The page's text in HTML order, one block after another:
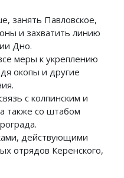
занять Павловское,
и захватить линию
Дно.
меры к укреплению
окопы и другие
с колпинским и
также со штабом
действующими
отрядов Керенского,